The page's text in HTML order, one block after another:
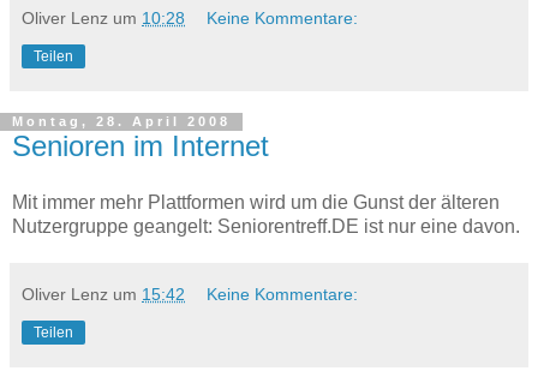
Oliver Lenz um 10:28 Keine Kommentare:
Teilen
Montag, 28. April 2008
Senioren im Internet
Mit immer mehr Plattformen wird um die Gunst der älteren
Nutzergruppe geangelt: Seniorentreff.DE ist nur eine davon.
Oliver Lenz um 15:42 Keine Kommentare:
Teilen